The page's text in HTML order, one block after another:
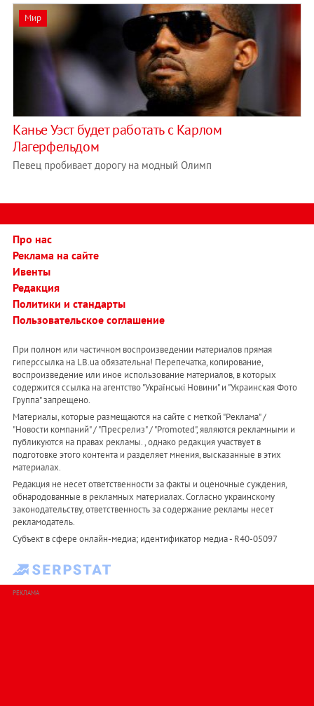
Мир
Канье Уэст будет работать с Карлом
Лагерфельдом
Певец пробивает дорогу на модный Олимп
Про нас
Реклама на сайте
Ивенты
Редакция
Политики и стандарты
Пользовательское соглашение
При полном или частичном воспроизведении материалов прямая
гиперссылка на LB.ua обязательна! Перепечатка, копирование,
воспроизведение или иное использование материалов, в которых
содержится ссылка на агентство "Українськi Новини" и "Украинская Фото
Группа" запрещено.
Материалы, которые размещаются на сайте с меткой "Реклама" /
"Новости компаний" / "Пресрелиз" / "Promoted", являются рекламными и
публикуются на правах рекламы. , однако редакция участвует в
подготовке этого контента и разделяет мнения, высказанные в этих
материалах.
Редакция не несет ответственности за факты и оценочные суждения,
обнародованные в рекламных материалах. Согласно украинскому
законодательству, ответственность за содержание рекламы несет
рекламодатель.
Субъект в сфере онлайн-медиа; идентификатор медиа - R40-05097
РЕКЛАМА